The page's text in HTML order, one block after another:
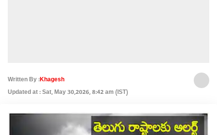
Written By :Khagesh
Updated at : Sat, May 30,2026, 8:42 am (IST)